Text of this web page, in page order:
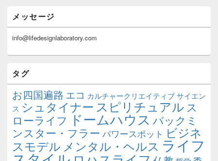
メッセージ
info@lifedesignlaboratory.com
タグ
お四国遍路 エコ カルチャークリエイティブサイエン
ス シュタイナー スピリチュアル ス
ローライフ ドームハウス バックミ
ンスター・フラー パワースポット ビジネ
スモデル メンタル・ヘルス ライフ